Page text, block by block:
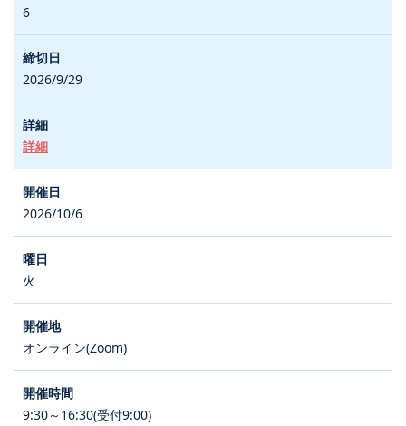
6
2026/9/29
詳細
2026/10/6
火
オンライン(Zoom)
9:30～16:30(受付9:00)